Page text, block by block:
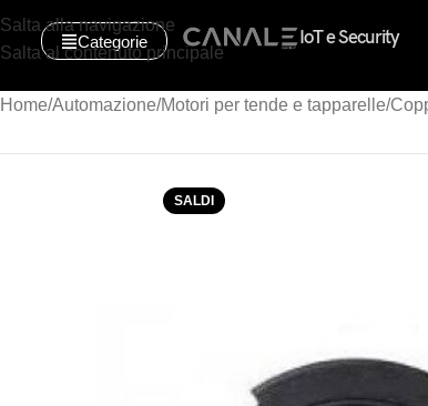
Salta alla navigazione
Salta al contenuto principale
Categorie IoT e Security
Home Automazione Motori per tende e tapparelle
SALDI